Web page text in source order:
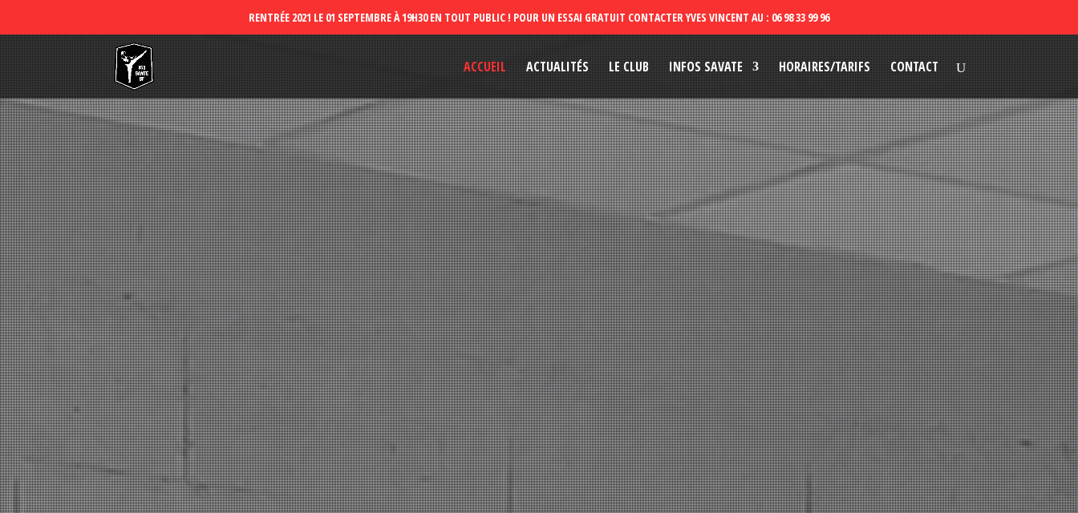
ACCUEIL ACTUALITÉS LE CLUB INFOS SAVATE HORAIRES/TARIFS CONTACT